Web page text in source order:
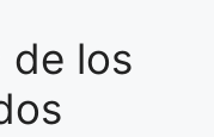
de los